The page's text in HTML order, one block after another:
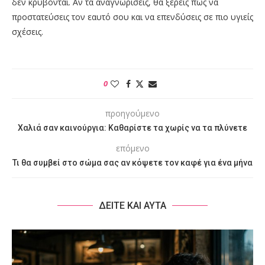
προστατεύσεις τον εαυτό σου και να επενδύσεις σε πιο υγιείς
σχέσεις.
0
προηγούμενο
Χαλιά σαν καινούργια: Καθαρίστε τα χωρίς να τα πλύνετε
επόμενο
Τι θα συμβεί στο σώμα σας αν κόψετε τον καφέ για ένα μήνα
ΔΕΙΤΕ ΚΑΙ ΑΥΤΑ